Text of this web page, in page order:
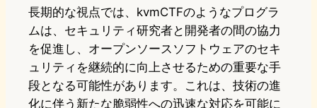
長期的な視点では、kvmCTFのようなプログラ
ムは、セキュリティ研究者と開発者の間の協力
を促進し、オープンソースソフトウェアのセキ
ュリティを継続的に向上させるための重要な手
段となる可能性があります。これは、技術の進
化に伴う新たな脆弱性への迅速な対応を可能に